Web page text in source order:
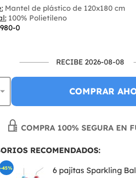
Mantel de plástico de 120x180 cm
100% Polietileno
0
RECIBE 2026-08-08
COMPRAR
COMPRA 100% SEGURA EN
RECOMENDADOS:
6 pajitas Sparkling
-45%